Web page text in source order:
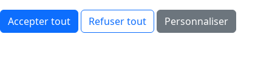
Accepter tout Refuser tout Personnaliser